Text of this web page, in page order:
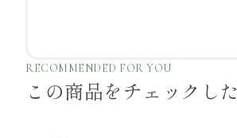
RECOMMENDED FOR YOU
この商品をチェックした